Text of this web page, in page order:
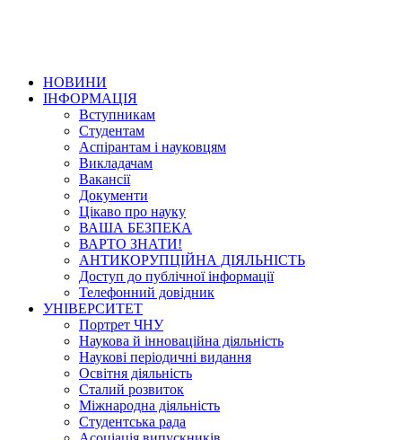
НОВИНИ
ІНФОРМАЦІЯ
Вступникам
Студентам
Аспірантам і науковцям
Викладачам
Вакансії
Документи
Цікаво про науку
ВАША БЕЗПЕКА
ВАРТО ЗНАТИ!
АНТИКОРУПЦІЙНА ДІЯЛЬНІСТЬ
Доступ до публічної інформації
Телефонний довідник
УНІВЕРСИТЕТ
Портрет ЧНУ
Наукова й інноваційна діяльність
Наукові періодичні видання
Освітня діяльність
Сталий розвиток
Міжнародна діяльність
Студентська рада